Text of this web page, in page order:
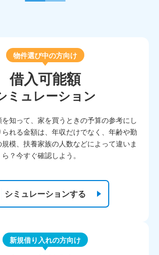
物件選び中の方向け
借入可能額
ミュレーション
知って、家を買うときの予算の参考にし
れる金額は、年収だけでなく、年齢や勤
模、扶養家族の人数などによって違いま
？今すぐ確認しよう。
シミュレーションする
新規借り入れの方向け